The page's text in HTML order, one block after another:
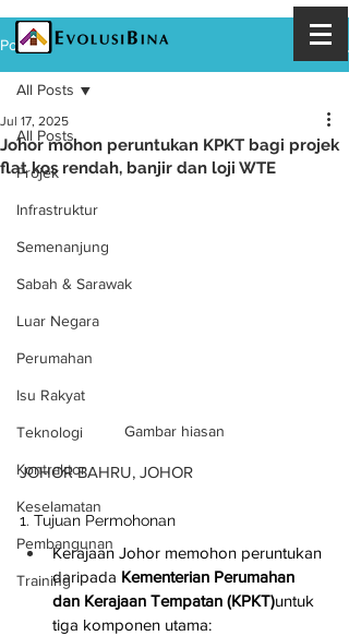
Post
All Posts
Projek
Infrastruktur
Semenanjung
Sabah & Sarawak
Luar Negara
Perumahan
Isu Rakyat
Teknologi
Kontraktor
Keselamatan
Pembangunan
Training
All Posts
Johor mohon peruntukan KPKT bagi projek
flat kos rendah, banjir dan loji WTE
Jul 17, 2025
Gambar hiasan
JOHOR BAHRU, JOHOR
1. Tujuan Permohonan
Kerajaan Johor memohon peruntukan
daripada Kementerian Perumahan
dan Kerajaan Tempatan (KPKT)untuk
tiga komponen utama: